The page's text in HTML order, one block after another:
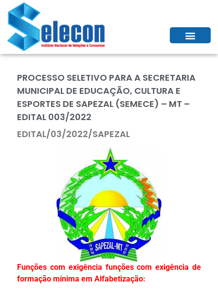
PROCESSO SELETIVO PARA A SECRETARIA
MUNICIPAL DE EDUCAÇÃO, CULTURA E
ESPORTES DE SAPEZAL (SEMECE) – MT –
EDITAL 003/2022
EDITAL/03/2022/SAPEZAL
Funções com exigência funções com exigência de
formação mínima em Alfabetização: